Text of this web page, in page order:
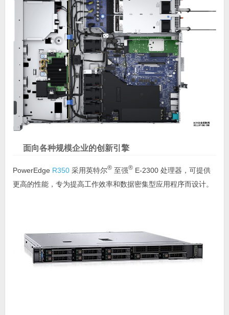
面向各种规模企业的创新引擎
PowerEdge R350采用英特尔®至强®E-2300 处理器，可提供
更高的性能，专为提高工作效率和数据密集型应用程序而设计。